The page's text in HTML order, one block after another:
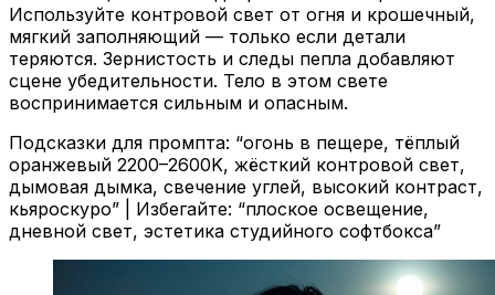
Используйте контровой свет от огня и крошечный,
мягкий заполняющий — только если детали
теряются. Зернистость и следы пепла добавляют
сцене убедительности. Тело в этом свете
воспринимается сильным и опасным.
Подсказки для промпта: “огонь в пещере, тёплый
оранжевый 2200–2600K, жёсткий контровой свет,
дымовая дымка, свечение углей, высокий контраст,
кьяроскуро” | Избегайте: “плоское освещение,
дневной свет, эстетика студийного софтбокса”